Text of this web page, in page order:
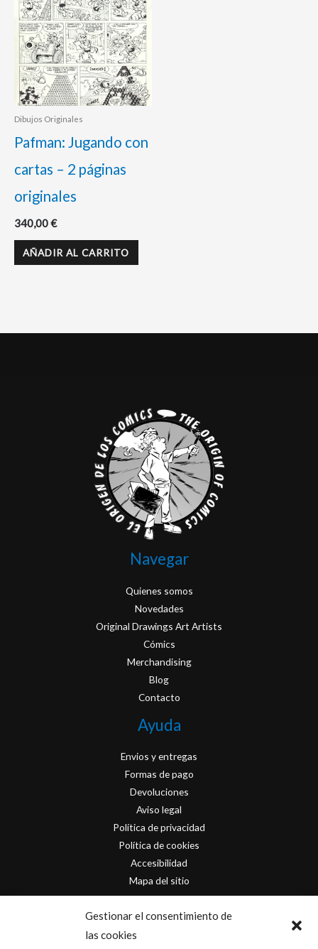
Gestionar el consentimiento de
las cookies
Dibujos Originales
Pafman: Jugando con
cartas – 2 páginas
originales
340,00€
AÑADIR AL CARRITO
Navegar
Quienes somos
Novedades
Original Drawings Art Artists
Cómics
Merchandising
Blog
Contacto
Ayuda
Envios y entregas
Formas de pago
Devoluciones
Aviso legal
Política de privacidad
Política de cookies
Accesibilidad
Mapa del sitio
Contacto
info@originofcomics.com